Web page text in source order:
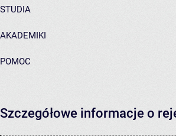
STUDIA
AKADEMIKI
POMOC
Szczegółowe informacje o